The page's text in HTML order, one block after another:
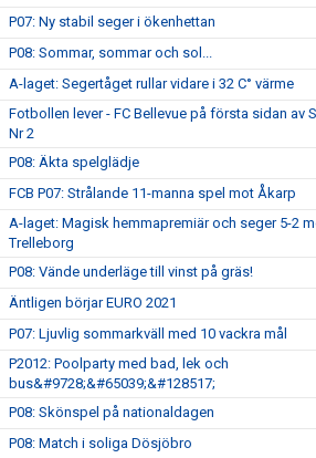
P07: Ny stabil seger i ökenhettan
P08: Sommar, sommar och sol...
A-laget: Segertåget rullar vidare i 32 C° värme
Fotbollen lever - FC Bellevue på första sidan av
Nr 2
P08: Äkta spelglädje
FCB P07: Strålande 11-manna spel mot Åkarp
A-laget: Magisk hemmapremiär och seger 5-2
Trelleborg
P08: Vände underläge till vinst på gräs!
Äntligen börjar EURO 2021
P07: Ljuvlig sommarkväll med 10 vackra mål
P2012: Poolparty med bad, lek och
bus&#9728;&#65039;&#128517;
P08: Skönspel på nationaldagen
P08: Match i soliga Dösjöbro